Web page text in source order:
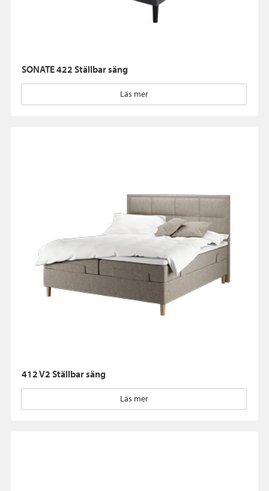
SONATE 422 Ställbar säng
Läs mer
412 V2 Ställbar säng
Läs mer